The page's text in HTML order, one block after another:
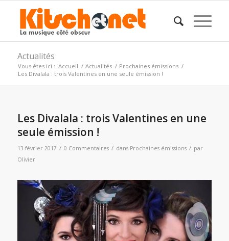
Actualités
Vous êtes ici : Accueil / Actualités / Prochaines émissions /
Les Divalala : trois Valentines en une seule émission !
Les Divalala : trois Valentines en une
seule émission !
13 février 2017 / 0 Commentaires / dans Prochaines émissions / par
Olivier